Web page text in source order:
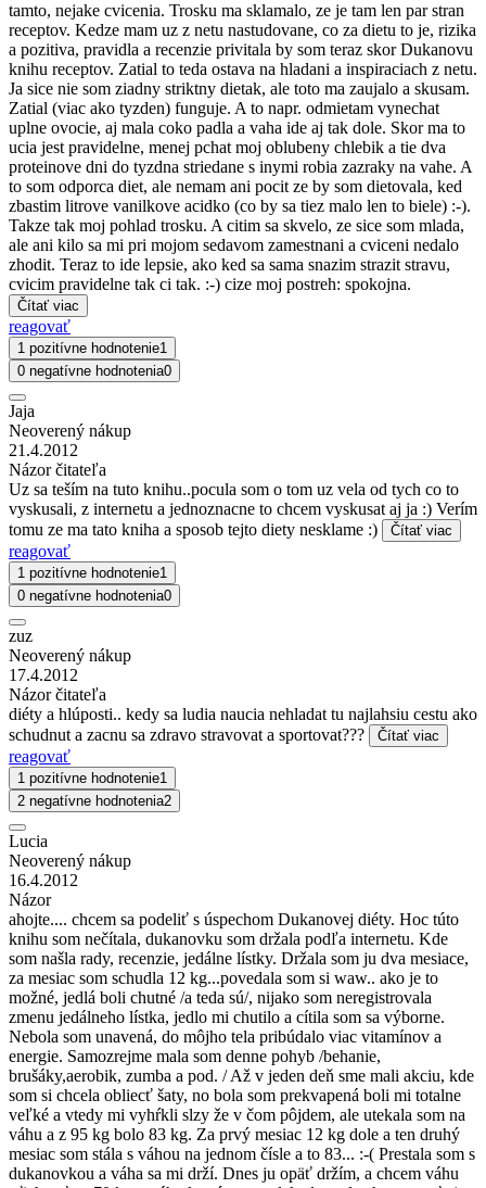
tamto, nejake cvicenia. Trosku ma sklamalo, ze je tam len par stran
receptov. Kedze mam uz z netu nastudovane, co za dietu to je, rizika
a pozitiva, pravidla a recenzie privitala by som teraz skor Dukanovu
knihu receptov. Zatial to teda ostava na hladani a inspiraciach z netu.
Ja sice nie som ziadny striktny dietak, ale toto ma zaujalo a skusam.
Zatial (viac ako tyzden) funguje. A to napr. odmietam vynechat
uplne ovocie, aj mala coko padla a vaha ide aj tak dole. Skor ma to
ucia jest pravidelne, menej pchat moj oblubeny chlebik a tie dva
proteinove dni do tyzdna striedane s inymi robia zazraky na vahe. A
to som odporca diet, ale nemam ani pocit ze by som dietovala, ked
zbastim litrove vanilkove acidko (co by sa tiez malo len to biele) :-).
Takze tak moj pohlad trosku. A citim sa skvelo, ze sice som mlada,
ale ani kilo sa mi pri mojom sedavom zamestnani a cviceni nedalo
zhodit. Teraz to ide lepsie, ako ked sa sama snazim strazit stravu,
cvicim pravidelne tak ci tak. :-) cize moj postreh: spokojna.
Čítať viac
reagovať
1 pozitívne hodnotenie1
0 negatívne hodnotenia0
Jaja
Neoverený nákup
21.4.2012
Názor čitateľa
Uz sa teším na tuto knihu..pocula som o tom uz vela od tych co to
vyskusali, z internetu a jednoznacne to chcem vyskusat aj ja :) Verím
tomu ze ma tato kniha a sposob tejto diety nesklame :)
Čítať viac
reagovať
1 pozitívne hodnotenie1
0 negatívne hodnotenia0
zuz
Neoverený nákup
17.4.2012
Názor čitateľa
diéty a hlúposti.. kedy sa ludia naucia nehladat tu najlahsiu cestu ako
schudnut a zacnu sa zdravo stravovat a sportovat???
Čítať viac
reagovať
1 pozitívne hodnotenie1
2 negatívne hodnotenia2
Lucia
Neoverený nákup
16.4.2012
Názor
ahojte.... chcem sa podeliť s úspechom Dukanovej diéty. Hoc túto
knihu som nečítala, dukanovku som držala podľa internetu. Kde
som našla rady, recenzie, jedálne lístky. Držala som ju dva mesiace,
za mesiac som schudla 12 kg...povedala som si waw.. ako je to
možné, jedlá boli chutné /a teda sú/, nijako som neregistrovala
zmenu jedálneho lístka, jedlo mi chutilo a cítila som sa výborne.
Nebola som unavená, do môjho tela pribúdalo viac vitamínov a
energie. Samozrejme mala som denne pohyb /behanie,
brušáky,aerobik, zumba a pod. / Až v jeden deň sme mali akciu, kde
som si chcela obliecť šaty, no bola som prekvapená boli mi totalne
veľké a vtedy mi vyhŕkli slzy že v čom pôjdem, ale utekala som na
váhu a z 95 kg bolo 83 kg. Za prvý mesiac 12 kg dole a ten druhý
mesiac som stála s váhou na jednom čísle a to 83... :-( Prestala som s
dukanovkou a váha sa mi drží. Dnes ju opäť držím, a chcem váhu